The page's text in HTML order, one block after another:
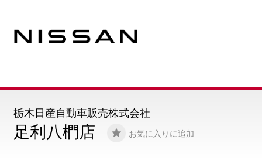
足利八椚店 お気に入りに追加
栃木日産自動車販売株式会社